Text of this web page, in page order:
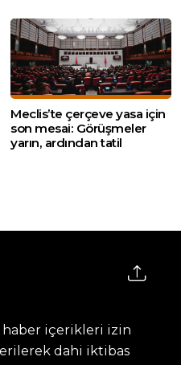
Meclis’te çerçeve yasa için
son mesai: Görüşmeler
yarın, ardından tatil
haber içerikleri izin
dahi iktibas